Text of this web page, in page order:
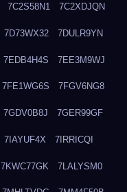
7C2S58N1 7C2XDJQN
7D73WX32 7DULR9YN
7EDB4H4S 7EE3M9WJ
7FE1WG6S 7FGV6NG8
7GDV0B8J 7GER99GF
7IAYUF4X 7IRRICQI
7KWC77GK 7LALYSM0